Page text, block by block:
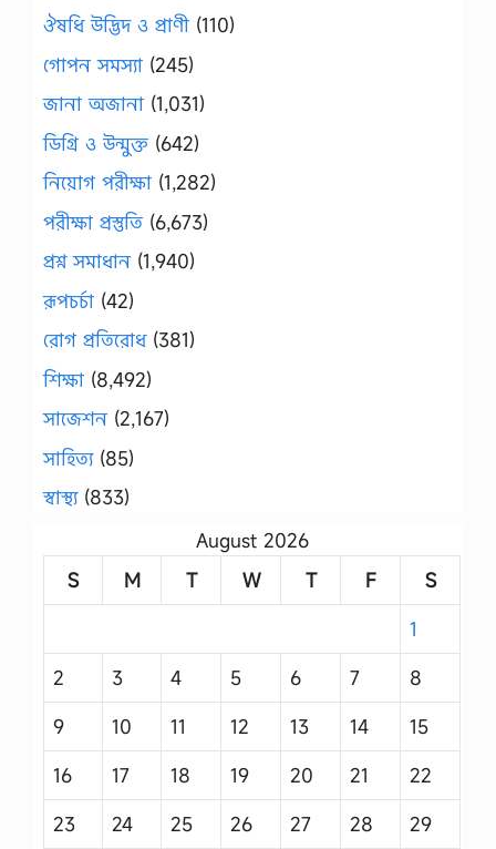
ঔষধি উদ্ভিদ ও প্রাণী (110)
গোপন সমস্যা (245)
জানা অজানা (1,031)
ডিগ্রি ও উন্মুক্ত (642)
নিয়োগ পরীক্ষা (1,282)
পরীক্ষা প্রস্তুতি (6,673)
প্রশ্ন সমাধান (1,940)
রূপচর্চা (42)
রোগ প্রতিরোধ(381)
শিক্ষা (8,492)
সাজেশন (2,167)
সাহিত্য(85)
স্বাস্থ্য(833)
August 2026
S
M T W T F
S
1
2
3 4 5 6 7
8
9
10 11 12 13 14
15
16
17 18 19 20 21
22
23
24 25 26 27 28 29